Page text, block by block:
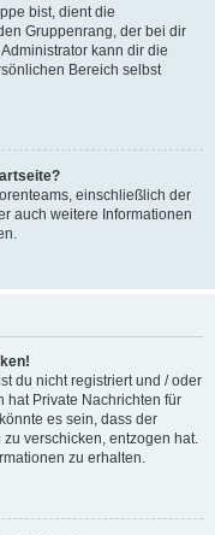
bist, dient die
Gruppenrang, der bei dir
kann dir die
Bereich selbst
einschließlich der
auch weitere Informationen
du nicht registriert und / oder
hat Private Nachrichten für
es sein, dass der
verschicken, entzogen hat.
zu erhalten.